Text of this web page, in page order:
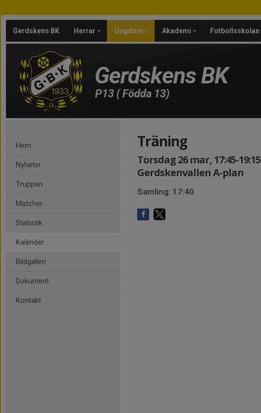
Gerdskens BK Herrar Ungdom Akademi Fotbollsskolan
Gerdskens BK
P13 ( Födda 13)
Hem
Nyheter
Truppen
Matcher
Statistik
Kalender
Bildgalleri
Dokument
Kontakt
Träning
Torsdag 26 mar, 17:45-19:15
Gerdskenvallen A-plan
Samling: 17:40